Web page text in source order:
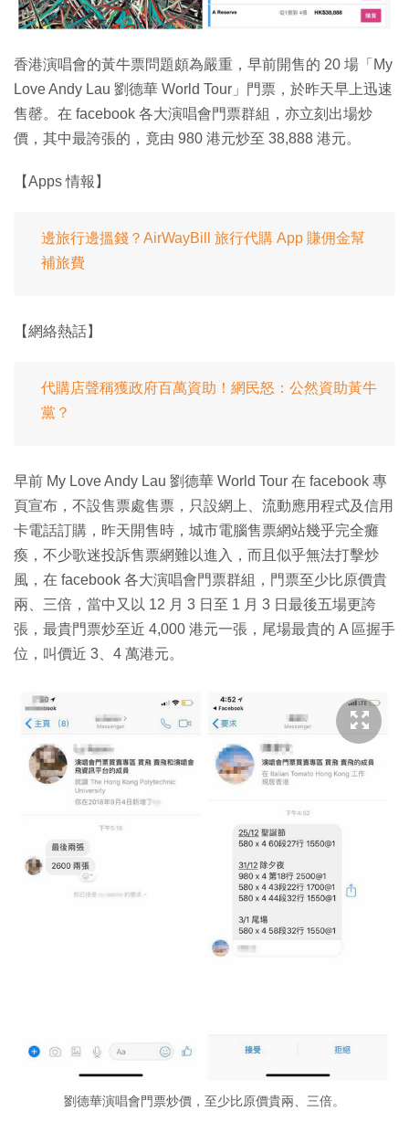
香港演唱會的黃牛票問題頗為嚴重，早前開售的 20 場「My
Love Andy Lau 劉德華 World Tour」門票，於昨天早上迅速
售罄。在 facebook 各大演唱會門票群組，亦立刻出場炒
價，其中最誇張的，竟由 980 港元炒至 38,888 港元。
【Apps 情報】
邊旅行邊搵錢？AirWayBill 旅行代購 App 賺佣金幫
補旅費
【網絡熱話】
代購店聲稱獲政府百萬資助！網民怒：公然資助黃牛
黨？
早前 My Love Andy Lau 劉德華 World Tour 在 facebook 專
頁宣布，不設售票處售票，只設網上、流動應用程式及信用
卡電話訂購，昨天開售時，城市電腦售票網站幾乎完全癱
瘓，不少歌迷投訴售票網難以進入，而且似乎無法打擊炒
風，在 facebook 各大演唱會門票群組，門票至少比原價貴
兩、三倍，當中又以 12 月 3 日至 1 月 3 日最後五場更誇
張，最貴門票炒至近 4,000 港元一張，尾場最貴的 A 區握手
位，叫價近 3、4 萬港元。
劉德華演唱會門票炒價，至少比原價貴兩、三倍。